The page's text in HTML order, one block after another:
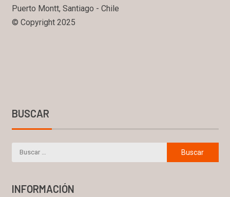
Puerto Montt, Santiago - Chile
© Copyright 2025
BUSCAR
INFORMACIÓN